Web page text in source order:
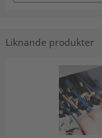
Liknande produkter